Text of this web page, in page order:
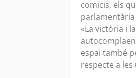
comicis, els
parlamentària
«La victòria i
espai també
respecte a